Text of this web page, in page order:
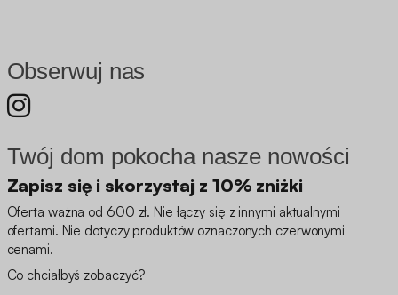
Obserwuj nas
Twój dom pokocha nasze nowości
Zapisz się i skorzystaj z 10% zniżki
Oferta ważna od 600 zł. Nie łączy się z innymi aktualnymi
ofertami. Nie dotyczy produktów oznaczonych czerwonymi
cenami.
Co chciałbyś zobaczyć?